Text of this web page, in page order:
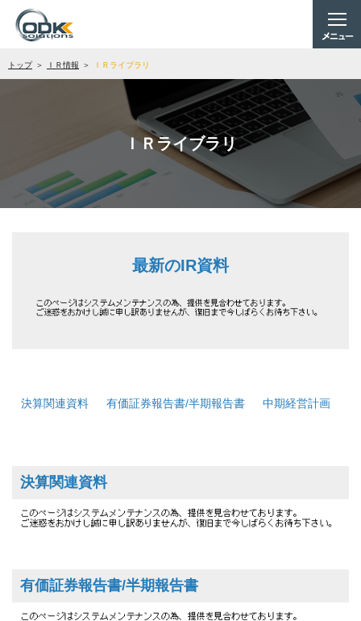
トップ ＩＲ情報 ＩＲライブラリ
ＩＲライブラリ
最新のIR資料
決算関連資料 有価証券報告書/半期報告書 中期経営計画
決算関連資料
有価証券報告書/半期報告書